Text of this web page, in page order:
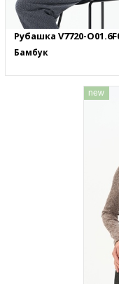
Рубашка V7720-
Бамбук
new